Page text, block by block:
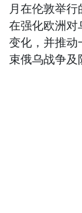
月在伦敦举
在强化欧洲对
变化，并推动
束俄乌战争及